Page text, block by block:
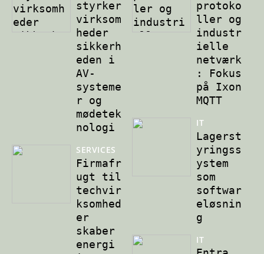
styrker
virksom
heder
sikkerh
eden i
AV-
systeme
r og
mødetek
nologi
SERVICES
Firmafr
ugt til
techvir
ksomhed
er
skaber
energi
protoko
ller og
industr
ielle
netværk
: Fokus
på Ixon
MQTT
IT
Lagerst
yringss
ystem
som
softwar
eløsnin
g
IT